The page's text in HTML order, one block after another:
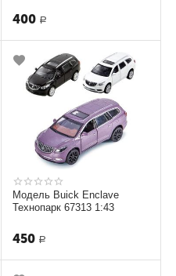
400 Р
Модель Buick Enclave
Технопарк 67313 1:43
450 Р